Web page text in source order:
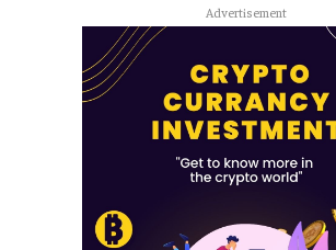
Advertisement